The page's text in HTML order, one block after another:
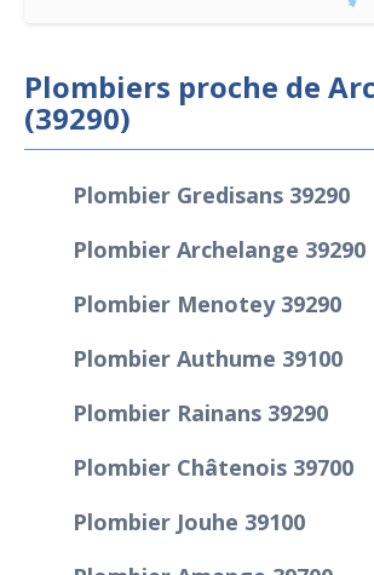
Plombiers proche de
(39290)
Plombier Gredisans 39290
Plombier Archelange 39290
Plombier Menotey 39290
Plombier Authume 39100
Plombier Rainans 39290
Plombier Châtenois 39700
Plombier Jouhe 39100